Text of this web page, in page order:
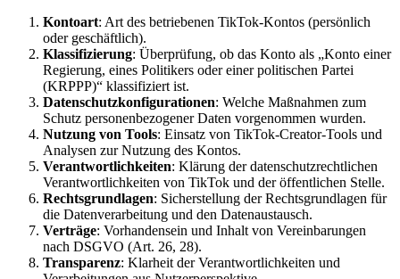
Kontoart: Art des betriebenen TikTok-Kontos (persönlich
oder geschäftlich).
Klassifizierung: Überprüfung, ob das Konto als „Konto einer
Regierung, eines Politikers oder einer politischen Partei
(KRPPP)“ klassifiziert ist.
Datenschutzkonfigurationen: Welche Maßnahmen zum
Schutz personenbezogener Daten vorgenommen wurden.
Nutzung von Tools: Einsatz von TikTok-Creator-Tools und
Analysen zur Nutzung des Kontos.
Verantwortlichkeiten: Klärung der datenschutzrechtlichen
Verantwortlichkeiten von TikTok und der öffentlichen Stelle.
Rechtsgrundlagen: Sicherstellung der Rechtsgrundlagen für
die Datenverarbeitung und den Datenaustausch.
Verträge: Vorhandensein und Inhalt von Vereinbarungen
nach DSGVO (Art. 26, 28).
Transparenz: Klarheit der Verantwortlichkeiten und